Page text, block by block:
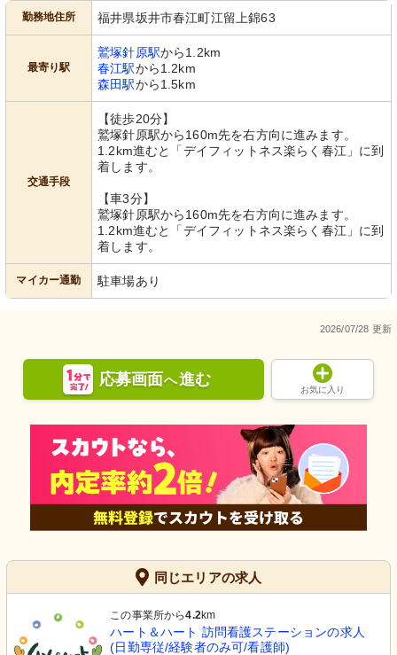
勤務地住所 福井県坂井市春江町江留上錦63
最寄り駅
鷲塚針原駅から1.2km
春江駅から1.2km
森田駅から1.5km
交通手段
【徒歩20分】
鷲塚針原駅から160m先を右方向に進みます。
1.2km進むと「デイフィットネス楽らく春江」に到
着します。
【車3分】
鷲塚針原駅から160m先を右方向に進みます。
1.2km進むと「デイフィットネス楽らく春江」に到
着します。
マイカー通勤 駐車場あり
2026/07/28 更新
応募画面へ進む
お気に入り
同じエリアの求人
この事業所から4.2km
ハート＆ハート 訪問看護ステーションの求人
(日勤専従/経験者のみ可/看護師)